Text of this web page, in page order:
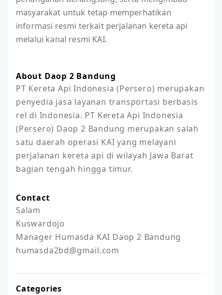
masyarakat untuk tetap memperhatikan
informasi resmi terkait perjalanan kereta api
melalui kanal resmi KAI.
About Daop 2 Bandung
PT Kereta Api Indonesia (Persero) merupakan
penyedia jasa layanan transportasi berbasis
rel di Indonesia. PT Kereta Api Indonesia
(Persero) Daop 2 Bandung merupakan salah
satu daerah operasi KAI yang melayani
perjalanan kereta api di wilayah Jawa Barat
bagian tengah hingga timur.
Contact
Salam
Kuswardojo
Manager Humasda KAI Daop 2 Bandung
humasda2bd@gmail.com
Categories